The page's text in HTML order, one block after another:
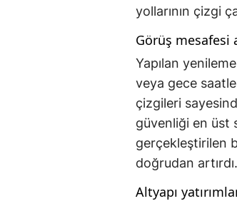
yollarının çizgi
Görüş mesafesi
Yapılan
veya gece
çizgileri
güvenliği en üst
gerçekleştirilen
doğrudan artırdı.
Altyapı